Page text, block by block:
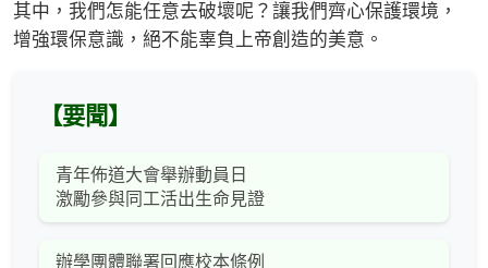
其中，我們怎能任意去破壞呢？讓我們齊心保護環境，
增強環保意識，絕不能辜負上帝創造的美意。
【要聞】
青年佈道大會舉辦動員日
激勵參與同工活出生命見證
辦學團體聯署回應校本條例